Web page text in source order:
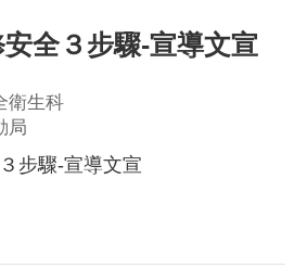
全３步驟-宣導文宣
衛生科
局
步驟-宣導文宣